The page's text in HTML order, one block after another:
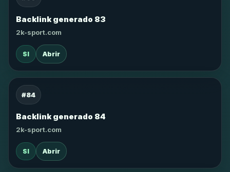
Backlink generado 83
2k-sport.com
SI Abrir
#84
Backlink generado 84
2k-sport.com
SI Abrir